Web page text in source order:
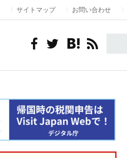
サイトマップ お問い合わせ